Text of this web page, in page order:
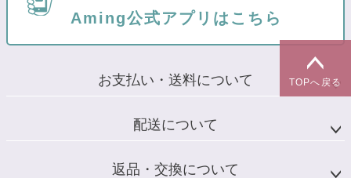
TOPへ戻る
Aming公式アプリはこちら
お支払い・送料について
配送について
返品・交換について